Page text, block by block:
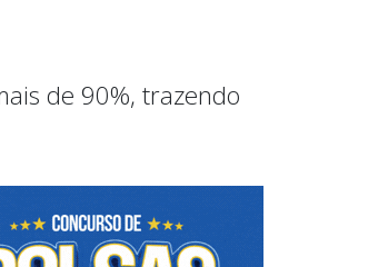
de 90%, trazendo